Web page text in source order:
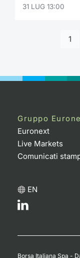
31 LUG 13:00
1
Gruppo
Euronext
Live Markets
Comunicati
EN
Borsa Italiana Spa -